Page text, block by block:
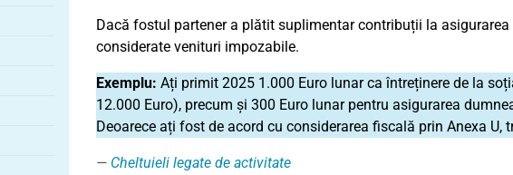
Dacă fostul partener a plătit suplimentar contribuții la
considerate venituri impozabile.
Exemplu: Ați primit 2025 1.000 Euro lunar ca întreținere de la
12.000 Euro), precum și 300 Euro lunar pentru asigurarea
Deoarece ați fost de acord cu considerarea fiscală prin Anexa
Cheltuieli legate de activitate